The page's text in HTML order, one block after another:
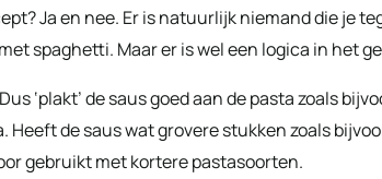
Ja en nee. Er is natuurlijk niemand die je
spaghetti. Maar er is wel een logica in het
‘plakt’ de saus goed aan de pasta zoals
Heeft de saus wat grovere stukken zoals
gebruikt met kortere pastasoorten.